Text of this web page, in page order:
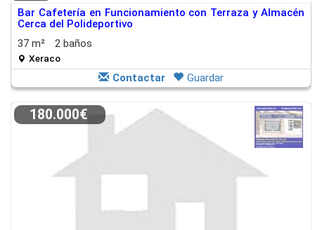
Bar Cafetería en Funcionamiento con Terraza y Almacén
Cerca del Polideportivo
37 m²
2 baños
Xeraco
Contactar Guardar
180.000€